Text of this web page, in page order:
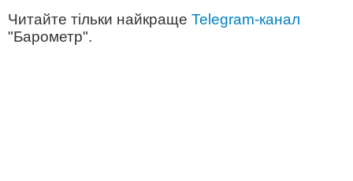
Читайте тільки найкраще Telegram-канал
"Барометр".